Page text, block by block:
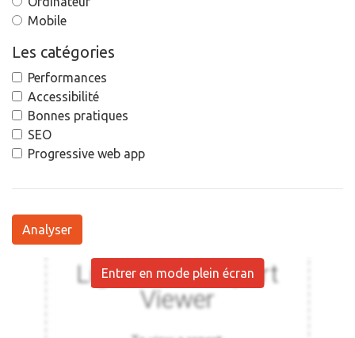
Mobile
Les catégories
Performances
Accessibilité
Bonnes pratiques
SEO
Progressive web app
Analyser
Entrer en mode plein écran